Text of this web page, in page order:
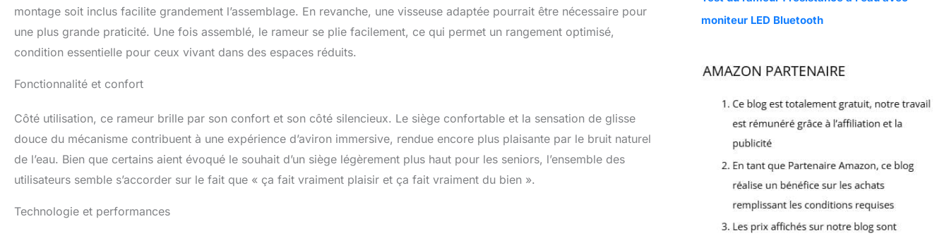
montage soit inclus facilite grandement l’assemblage. En revanche, une visseuse adaptée pourrait être nécessaire pour
une plus grande praticité. Une fois assemblé, le rameur se plie facilement, ce qui permet un rangement optimisé,
condition essentielle pour ceux vivant dans des espaces réduits.
Fonctionnalité et confort
Côté utilisation, ce rameur brille par son confort et son côté silencieux. Le siège confortable et la sensation de glisse
douce du mécanisme contribuent à une expérience d’aviron immersive, rendue encore plus plaisante par le bruit naturel
de l’eau. Bien que certains aient évoqué le souhait d’un siège légèrement plus haut pour les seniors, l’ensemble des
utilisateurs semble s’accorder sur le fait que « ça fait vraiment plaisir et ça fait vraiment du bien ».
Technologie et performances
moniteur LED Bluetooth